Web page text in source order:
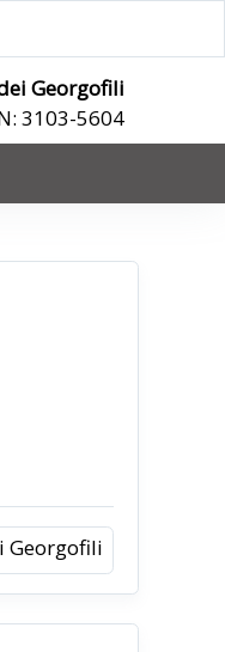
Georgofili
3103-5604
Georgofili